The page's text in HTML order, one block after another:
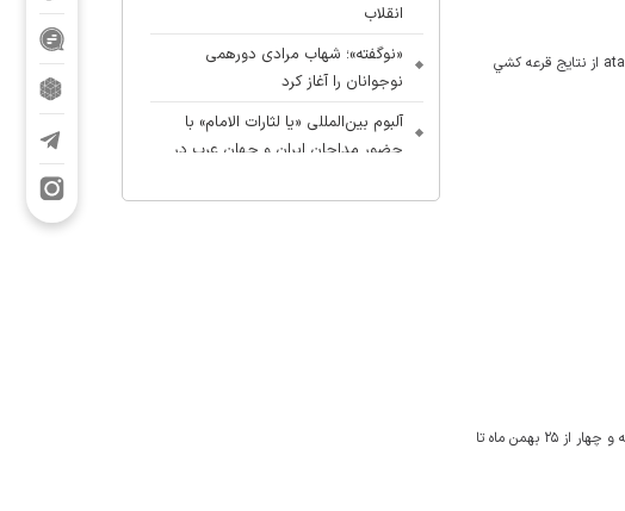
شركت كنندگان پيش ثبت نام‌هاي اين دوره عتبات كه از روز ۱۸ تا ۲۷ بهمن ماه براي اعزام به عتبات اقدام كرده‌اند، مي‌توانند با مراجعه به سامان atabat.haj.ir از نتايج قرعه كشي
معاون آموزش‌ حوزه‌های علمیه سراسر کشور از آغاز پذیرش سراسری حوزه‌های علمیه خواهران سراسر کشور خبر داد و گفت: نام‌نویسی در سه سطح دو، سه و چهار از ۲۵ بهمن ماه تا
انقلاب
«نوگفته»؛ شهاب مرادی دورهمی
نوجوانان را آغاز کرد
آلبوم بین‌المللی «یا لثارات الامام» با
حضور مداحان ایران و جهان عرب در